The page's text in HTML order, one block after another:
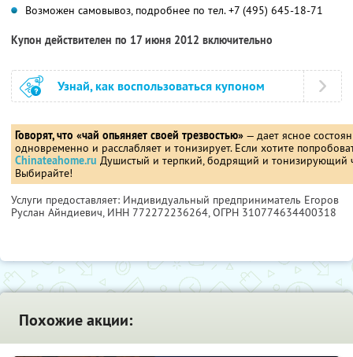
Возможен самовывоз, подробнее по тел. +7 (495) 645-18-71
Купон действителен по 17 июня 2012 включительно
Узнай, как воспользоваться купоном
Говорят, что «чай опьяняет своей трезвостью» — дает ясное
одновременно и расслабляет и тонизирует. Если хотите
Сhinateahome.ru Душистый и терпкий, бодрящий и тонизирующий
Выбирайте!
Услуги предоставляет: Индивидуальный предприниматель Егоров
Руслан Айндиевич, ИНН 772272236264, ОГРН 310774634400318
Похожие акции: